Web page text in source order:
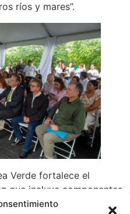
ríos y mares”.
Verde fortalece el
que incluye componentes
sensibilización para